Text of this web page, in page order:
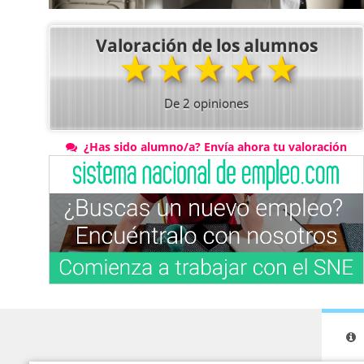
Valoración de los alumnos
★★★★★
De 2 opiniones
¿Has sido alumno/a? Envía ahora tu valoración